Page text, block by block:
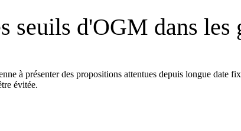
seuils d'OGM dans les
à présenter des propositions attentues depuis longue date
évitée.